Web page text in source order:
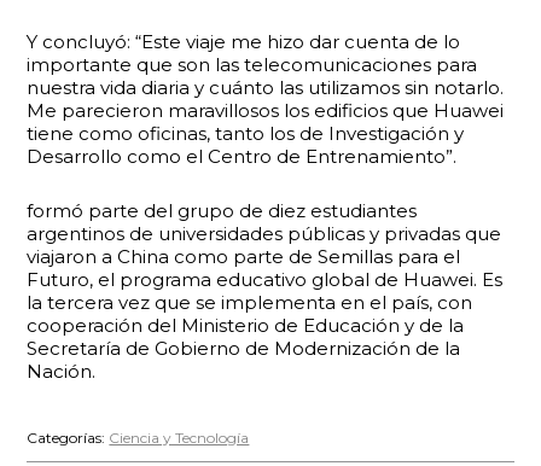
Y concluyó: “Este viaje me hizo dar cuenta de lo
importante que son las telecomunicaciones para
nuestra vida diaria y cuánto las utilizamos sin notarlo.
Me parecieron maravillosos los edificios que Huawei
tiene como oficinas, tanto los de Investigación y
Desarrollo como el Centro de Entrenamiento”.
formó parte del grupo de diez estudiantes
argentinos de universidades públicas y privadas que
viajaron a China como parte de Semillas para el
Futuro, el programa educativo global de Huawei. Es
la tercera vez que se implementa en el país, con
cooperación del Ministerio de Educación y de la
Secretaría de Gobierno de Modernización de la
Nación.
Categorías: Ciencia y Tecnología